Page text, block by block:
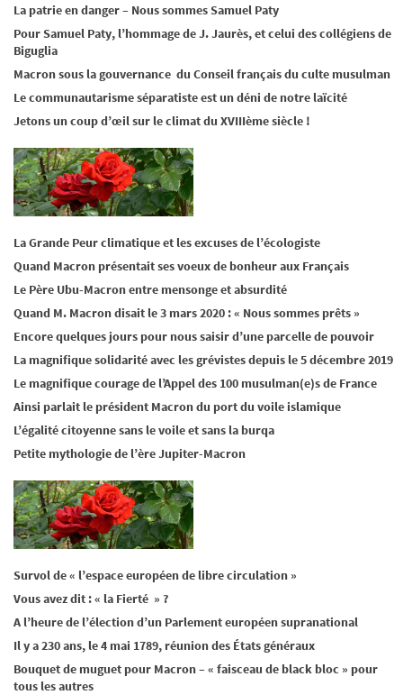
La patrie en danger – Nous sommes Samuel Paty
Pour Samuel Paty, l’hommage de J. Jaurès, et celui des collégiens de
Biguglia
Macron sous la gouvernance du Conseil français du culte musulman
Le communautarisme séparatiste est un déni de notre laïcité
Jetons un coup d’œil sur le climat du XVIIIème siècle !
La Grande Peur climatique et les excuses de l’écologiste
Quand Macron présentait ses voeux de bonheur aux Français
Le Père Ubu-Macron entre mensonge et absurdité
Quand M. Macron disait le 3 mars 2020 : « Nous sommes prêts »
Encore quelques jours pour nous saisir d’une parcelle de pouvoir
La magnifique solidarité avec les grévistes depuis le 5 décembre 2019
Le magnifique courage de l’Appel des 100 musulman(e)s de France
Ainsi parlait le président Macron du port du voile islamique
L’égalité citoyenne sans le voile et sans la burqa
Petite mythologie de l’ère Jupiter-Macron
Survol de « l’espace européen de libre circulation »
Vous avez dit : « la Fierté » ?
A l’heure de l’élection d’un Parlement européen supranational
Il y a 230 ans, le 4 mai 1789, réunion des États généraux
Bouquet de muguet pour Macron – « faisceau de black bloc » pour
tous les autres